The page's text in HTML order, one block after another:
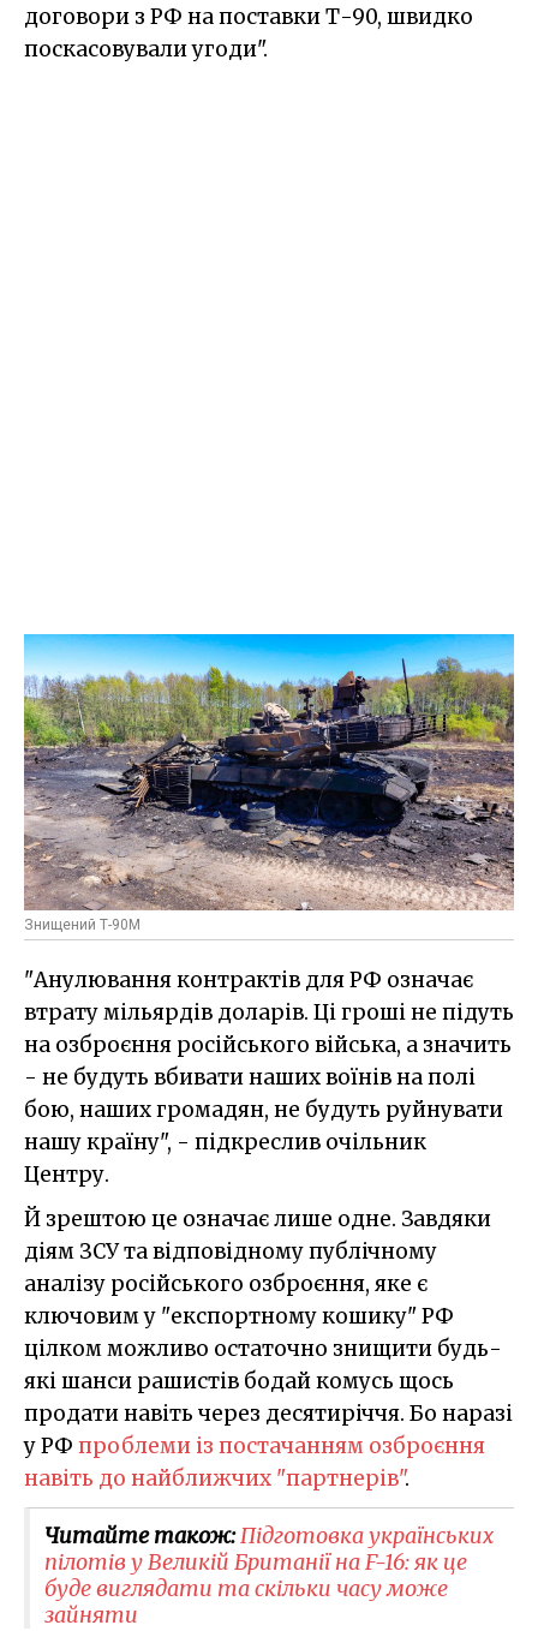
договори з РФ на поставки Т-90, швидко
поскасовували угоди".
Знищений Т-90М
"Анулювання контрактів для РФ означає
втрату мільярдів доларів. Ці гроші не підуть
на озброєння російського війська, а значить
- не будуть вбивати наших воїнів на полі
бою, наших громадян, не будуть руйнувати
нашу країну", - підкреслив очільник
Центру.
Й зрештою це означає лише одне. Завдяки
діям ЗСУ та відповідному публічному
аналізу російського озброєння, яке є
ключовим у "експортному кошику" РФ
цілком можливо остаточно знищити будь-
які шанси рашистів бодай комусь щось
продати навіть через десятиріччя. Бо наразі
у РФ проблеми із постачанням озброєння
навіть до найближчих "партнерів".
Читайте також:Підготовка українських
пілотів у Великій Британії на F-16: як це
буде виглядати та скільки часу може
зайняти